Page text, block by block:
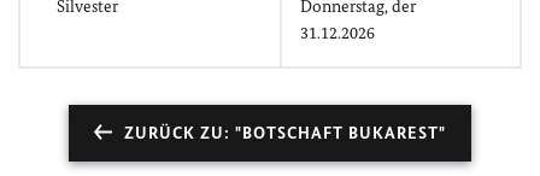
Silvester
Donnerstag, der
31.12.2026
ZURÜCK ZU: "BOTSCHAFT BUKAREST"